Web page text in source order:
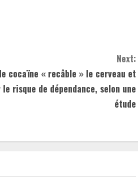
Next:
cocaïne « recâble » le cerveau et
risque de dépendance, selon une
étude